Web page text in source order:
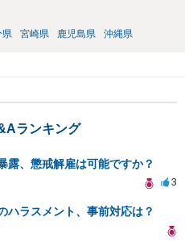
県 宮崎県 鹿児島県 沖縄県
ランキング
露、懲戒解雇は可能ですか？
3
ハラスメント、事前対応は？